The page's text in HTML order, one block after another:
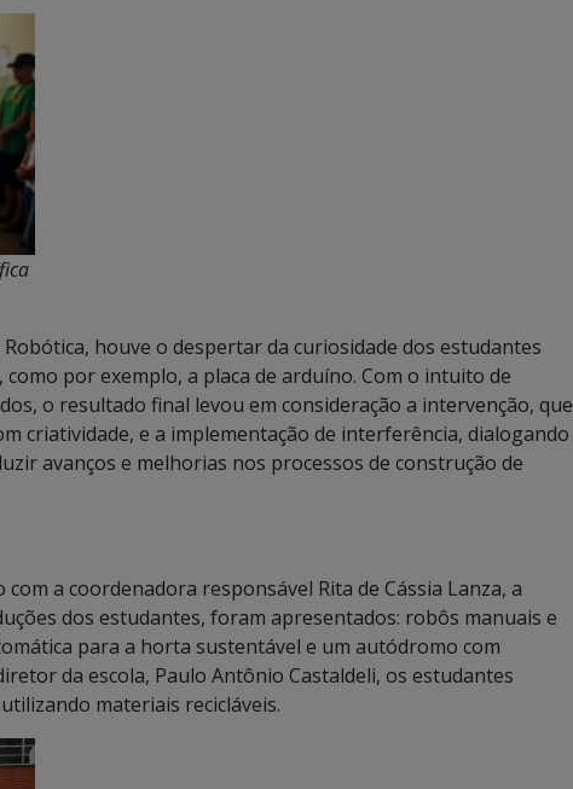
houve o despertar da curiosidade dos estudantes
por exemplo, a placa de arduíno. Com o intuito de
o resultado final levou em consideração a intervenção, que
criatividade, e a implementação de interferência, dialogando
avanços e melhorias nos processos de construção de
a coordenadora responsável Rita de Cássia Lanza, a
dos estudantes, foram apresentados: robôs manuais e
para a horta sustentável e um autódromo com
da escola, Paulo Antônio Castaldeli, os estudantes
materiais recicláveis.